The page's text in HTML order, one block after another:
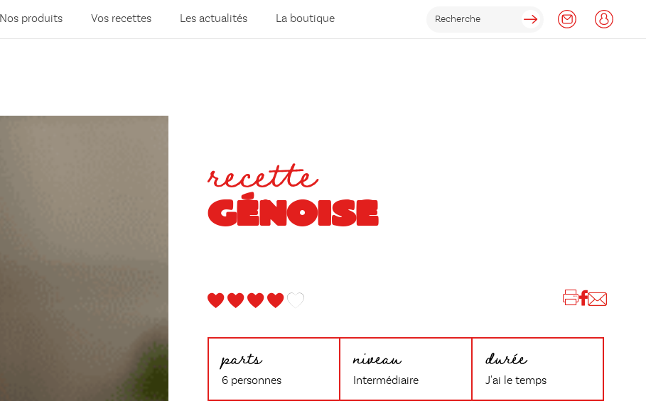
Nos produits Vos recettes Les actualités La boutique
recette
GÉNOISE
parts
6 personnes
niveau
Intermédiaire
durée
J'ai le temps